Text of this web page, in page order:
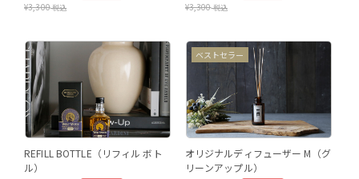
¥3,300税込
¥3,300税込
グラス・天然石の単体販売はご
ざいません。
REFILL BOTTLE（リフィル ボト
ル）
ベストセラー
オリジナルディフューザー M（グ
リーンアップル）